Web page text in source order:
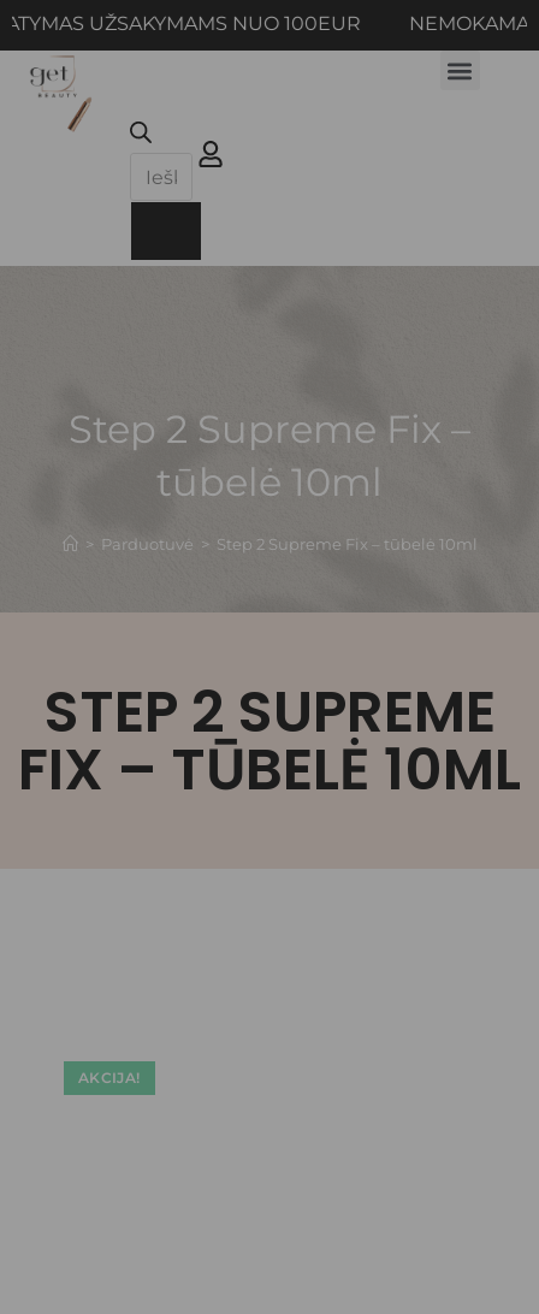
NUO 100EUR
Step 2 Supreme Fix –
tūbelė 10ml
> Parduotuvė > Step 2 Supreme Fix – tūbelė 10ml
STEP 2 SUPREME
FIX – TŪBELĖ 10ML
AKCIJA!